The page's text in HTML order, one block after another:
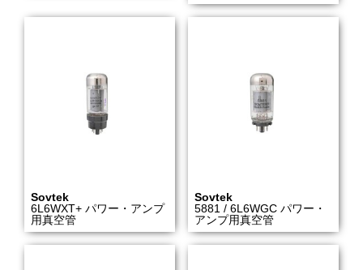
Sovtek
6L6WXT+ パワー・アンプ
用真空管
Sovtek
5881 / 6L6WGC パワー・
アンプ用真空管